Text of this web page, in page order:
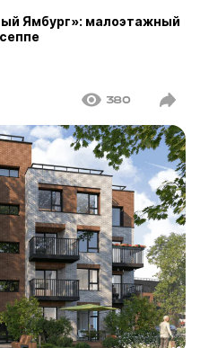
Ямбург»: малоэтажный
380